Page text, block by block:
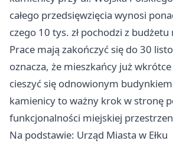
całego przedsięwzięcia wynosi
czego 10 tys. zł pochodzi z budżetu
Prace mają zakończyć się do 30
oznacza, że mieszkańcy już
cieszyć się odnowionym
kamienicy to ważny krok w stronę
funkcjonalności miejskiej
Na podstawie: Urząd Miasta w Ełku